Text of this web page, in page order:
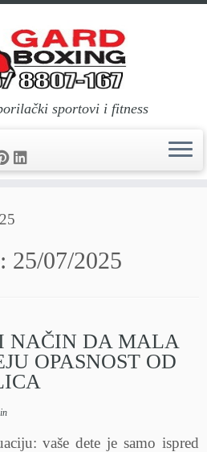
sportovi i fitness
25
25/07/2025
NAČIN DA MALA
OPASNOST OD
vaše dete je samo ispred